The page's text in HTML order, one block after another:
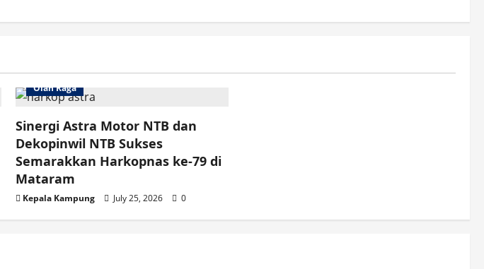
Olah Raga
Sinergi Astra Motor NTB dan
Dekopinwil NTB Sukses
Semarakkan Harkopnas ke-79 di
Mataram
Kepala Kampung July 25, 2026 0